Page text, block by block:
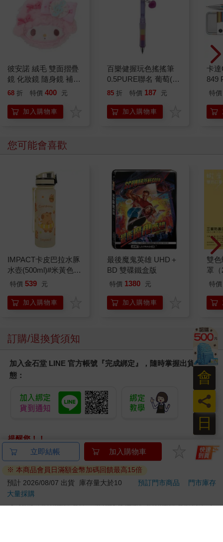
彼安諾 絨毛 雙面摺疊
鏡 化妝鏡 隨身鏡 補妝
鏡 鏡子 PIANO 三麗鷗
68 折 特價 400 元
加入購物車
百樂健握玩色搖搖筆
0.5PURE聯名 葡萄(限
量)
85 折 特價 187 元
加入購物車
卡
849
筆
特價
您可能會喜歡
IMPACT卡皮巴拉水豚
水壺(500ml)#米黃色
IM00B18YL
特價 539 元
加入購物車
最後魔鬼英雄 UHD＋
BD 雙碟鐵盒版
特價 1380 元
加入購物車
雙
罩
特價
訂購/退換貨須知
加入金石堂 LINE 官方帳號『完成綁定』，隨時掌握出貨動
態：
提醒您！！
金石堂及銀行均不會請您操作ATM! 如接獲電話要求您前往
ATM提款機，請不要聽從指示，以免受騙上當！
退換貨須知：
**提醒您，鑑賞期不等於試用期，退回商品須為全新狀態**
依據「消費者保護法」第19條及行政院消費者保護處公告之
立即結帳 加入購物車
※ 本商品會員日滿額金幣加碼回饋最高15倍
預計 2026/08/07 出貨
庫存量大於10 預訂門市商品
門市庫存
大量採購
日
員
會